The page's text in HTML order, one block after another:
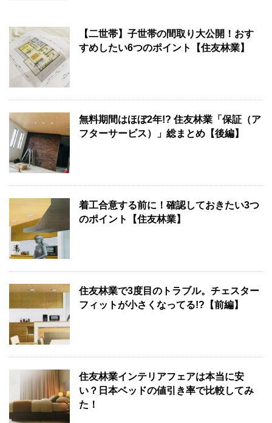
【二世帯】子世帯の間取り大公開！おす
すめしたい6つのポイント【住友林業】
無料期間はほぼ2年!? 住友林業「保証（ア
フターサービス）」総まとめ【後編】
着工合意する前に！確認しておきたい3つ
のポイント【住友林業】
住友林業で3度目のトラブル。チェスター
フィットが小さくなってる!?【前編】
住友林業インテリアフェアは本当に安
い？日本ベッドの値引き率で比較してみ
た！